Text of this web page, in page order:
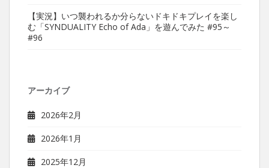
【実況】いつ襲われるか分らないドキドキプレイを楽し
む「SYNDUALITY Echo of Ada」を遊んでみた #95～
#96
アーカイブ
2026年2月
2026年1月
2025年12月